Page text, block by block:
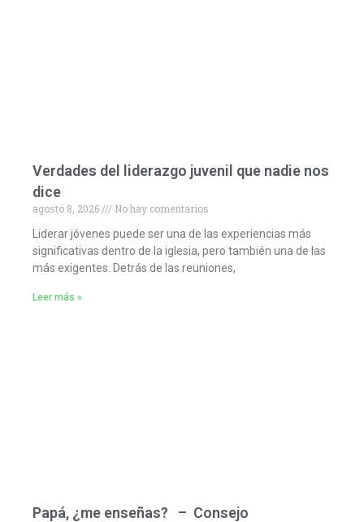
Verdades del liderazgo juvenil que nadie nos
dice
agosto 8, 2026
No hay comentarios
Liderar jóvenes puede ser una de las experiencias más
significativas dentro de la iglesia, pero también una de las
más exigentes. Detrás de las reuniones,
Leer más »
Papá, ¿me enseñas? – Consejo